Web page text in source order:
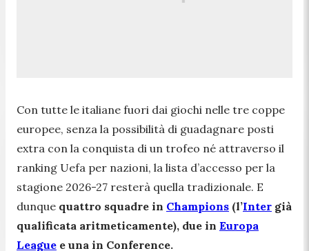
Con tutte le italiane fuori dai giochi nelle tre coppe
europee, senza la possibilità di guadagnare posti
extra con la conquista di un trofeo né attraverso il
ranking Uefa per nazioni, la lista d’accesso per la
stagione 2026-27 resterà quella tradizionale. E
dunque quattro squadre in Champions (l’Inter già
qualificata aritmeticamente), due in Europa
League e una in Conference.